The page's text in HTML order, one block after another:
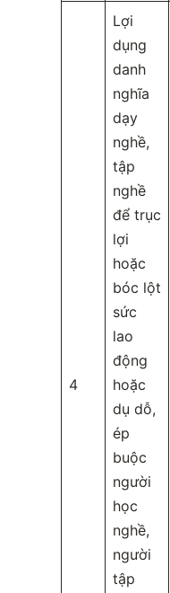
4
Lợi
dụng
danh
nghĩa
dạy
nghề,
tập
nghề
để trục
lợi
hoặc
bóc lột
sức
lao
động
hoặc
dụ dỗ,
ép
buộc
người
học
nghề,
người
tập